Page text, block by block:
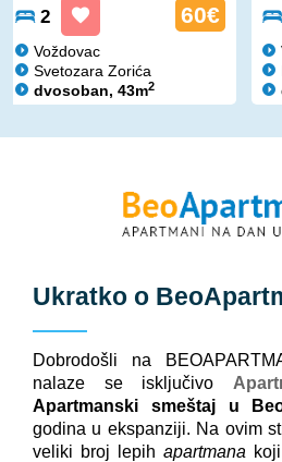
2 60€
Voždovac
Svetozara Zorića
dvosoban, 43m2
Ukratko o
Dobrodošli na
nalaze se isključivo
Apartmanski smeštaj u
godina u ekspanziji. Na ovim
veliki broj lepih apartmana